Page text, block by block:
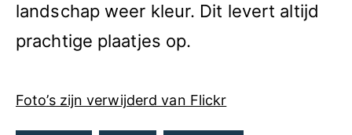
landschap weer kleur. Dit levert altijd
prachtige plaatjes op.
Foto’s zijn verwijderd van Flickr